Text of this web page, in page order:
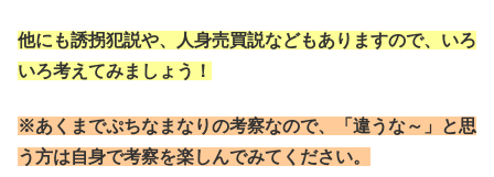
他にも誘拐犯説や、人身売買説などもありますので、いろ
いろ考えてみましょう！
※あくまでぷちなまなりの考察なので、「違うな～」と思
う方は自身で考察を楽しんでみてください。